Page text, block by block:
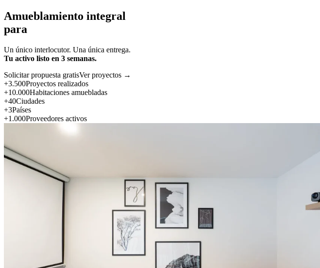
Amueblamiento integral
para
Un único interlocutor. Una única entrega.
Tu activo listo en 3 semanas.
Solicitar propuesta gratisVer proyectos →
+3.500Proyectos realizados
+10.000Habitaciones amuebladas
+40Ciudades
+3Países
+1.000Proveedores activos